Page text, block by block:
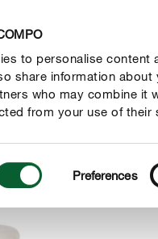
to personalise content
share information
who may combine it
from your use of their
Preferences
Ratgeber
COMPO Raupen & Ameisen Leim-